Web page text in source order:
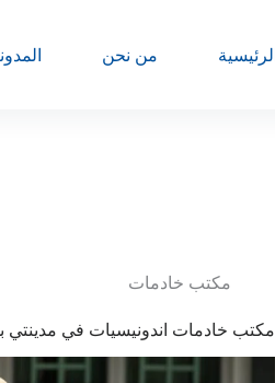
الرئيسية من نحن
مكتب خادمات
مكتب خادمات اندونيسيات في مدينتي